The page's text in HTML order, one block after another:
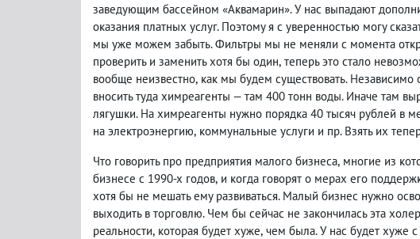
заведующим бассейном «Аквамарин». У нас выпадают
оказания платных услуг. Поэтому я с уверенностью могу
мы уже можем забыть. Фильтры мы не меняли с момента
проверить и заменить хотя бы один, теперь это стало
вообще неизвестно, как мы будем существовать. Независимо
вносить туда химреагенты — там 400 тонн воды. Иначе там
лягушки. На химреагенты нужно порядка 40 тысяч рублей в
на электроэнергию, коммунальные услуги и пр. Взять их
Что говорить про предприятия малого бизнеса, многие из
бизнесе с 1990-х годов, и когда говорят о мерах его
хотя бы не мешать ему развиваться. Малый бизнес нужно
выходить в торговлю. Чем бы сейчас не закончилась эта
реальности, которая будет хуже, чем была. У нас будет хуже с